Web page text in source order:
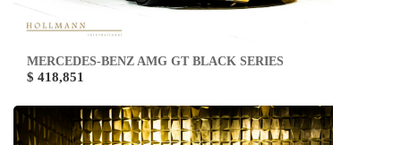
MERCEDES-BENZ AMG GT BLACK SERIES
$ 418,851